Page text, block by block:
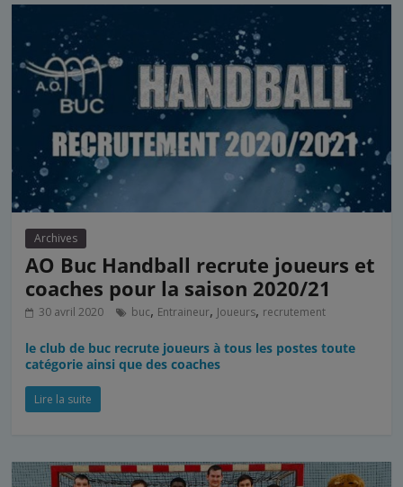
Archives
AO Buc Handball recrute joueurs et
coaches pour la saison 2020/21
30 avril 2020 buc, Entraineur, Joueurs, recrutement
le club de buc recrute joueurs à tous les postes toute
catégorie ainsi que des coaches
Lire la suite